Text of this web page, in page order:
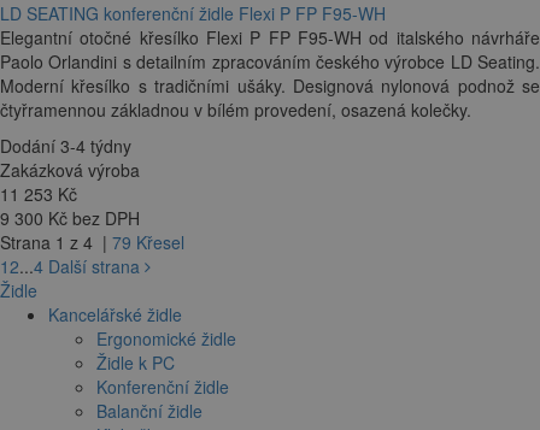
LD SEATING konferenční židle Flexi P FP F95-WH
Elegantní otočné křesílko Flexi P FP F95-WH od italského návrháře
Paolo Orlandini s detailním zpracováním českého výrobce LD Seating.
Moderní křesílko s tradičními ušáky. Designová nylonová podnož se
čtyřramennou základnou v bílém provedení, osazená kolečky.
Dodání 3-4 týdny
Zakázková výroba
11 253 Kč
9 300 Kč bez DPH
Strana 1 z 4 | 79 Křesel
12...4 Další strana
Židle
Kancelářské židle
Ergonomické židle
Židle k PC
Konferenční židle
Balanční židle